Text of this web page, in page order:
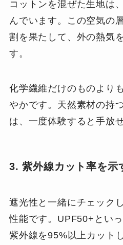
コットンを混ぜた生地は
んでいます。この空気の
割を果たして、外の熱気
す。
化学繊維だけのものより
やかです。天然素材の持
は、一度体験すると手放
3. 紫外線カット率を示
遮光性と一緒にチェック
性能です。UPF50+とい
紫外線を95%以上カット